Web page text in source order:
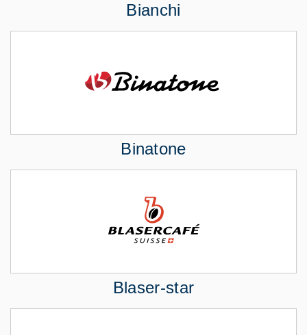
Bianchi
Binatone
Blaser-star